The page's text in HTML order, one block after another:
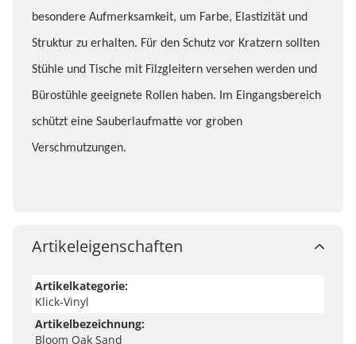
besondere Aufmerksamkeit, um Farbe, Elastizität und
Struktur zu erhalten. Für den Schutz vor Kratzern sollten
Stühle und Tische mit Filzgleitern versehen werden und
Bürostühle geeignete Rollen haben. Im Eingangsbereich
schützt eine Sauberlaufmatte vor groben
Verschmutzungen.
Dämmung und Fußleisten kostenlos – Das Kostenlos-
Bei jedem Bodenkauf im LaminatDEPOT bekommst du
Artikeleigenschaften
Artikelkategorie:
Klick-Vinyl
Artikelbezeichnung:
Bloom Oak Sand